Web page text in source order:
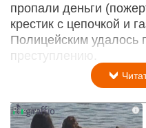
пропали деньги
крестик с цепочкой и
Полицейским удалось
преступлению.
i